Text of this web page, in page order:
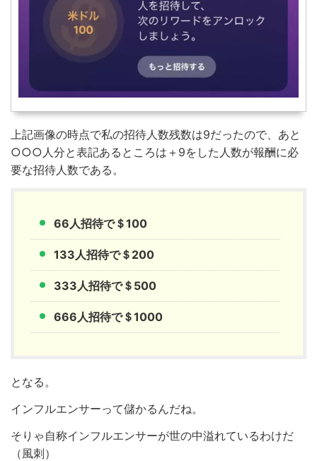
上記画像の時点で私の招待人数残数は9だったので、あと
○○○人分と表記あるところは＋9をした人数が報酬に必
要な招待人数である。
66人招待で＄100
133人招待で＄200
333人招待で＄500
666人招待で＄1000
となる。
インフルエンサーって儲かるんだね。
そりゃ自称インフルエンサーが世の中溢れているわけだ
（風刺）